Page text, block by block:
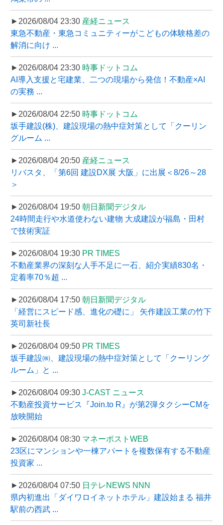
►2026/08/04 23:30 産経ニュース
東急不動産・東急コミュニティーがこどもの体験格差の
解消に向け ...
►2026/08/04 23:30 時事ドットコム
AI導入支援と宅建業、二つの現場から発信！不動産×AI
の実務 ...
►2026/08/04 22:50 時事ドットコム
坂手建設(株)、建設現場の熱中症対策として「クーリン
グルーム ...
►2026/08/04 20:50 産経ニュース
リバスタ、「第6回 建設DX展 大阪」に出展＜8/26～28
＞
►2026/08/04 19:50 朝日新聞デジタル
24時間走行や水道使わない建物 大成建設が福島・田村
で技術実証
►2026/08/04 19:30 PR TIMES
不動産業界の深刻な人手不足に一石、紹介実績830名・
定着率70％超 ...
►2026/08/04 17:50 朝日新聞デジタル
「経営にスピード感、進化の礎に」 矢作建設工業の竹下
英司新社長
►2026/08/04 09:50 PR TIMES
坂手建設㈱、建設現場の熱中症対策として「クーリング
ルーム」と ...
►2026/08/04 09:30 J-CAST ニュース
不動産投資サービス『Join.to R』が第2弾タクシーCMを
放映開始
►2026/08/04 08:30 マネーポストWEB
23区にマンションや一棟アパートを複数保有する不動産
投資家 ...
►2026/08/04 07:50 日テレNEWS NNN
県内初進出「ダイワロイネットホテル」建設始まる 福井
駅前の西武 ...